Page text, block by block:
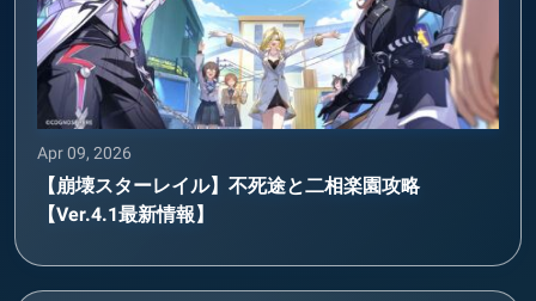
Apr 09, 2026
【崩壊スターレイル】不死途と二相楽園攻略
【Ver.4.1最新情報】